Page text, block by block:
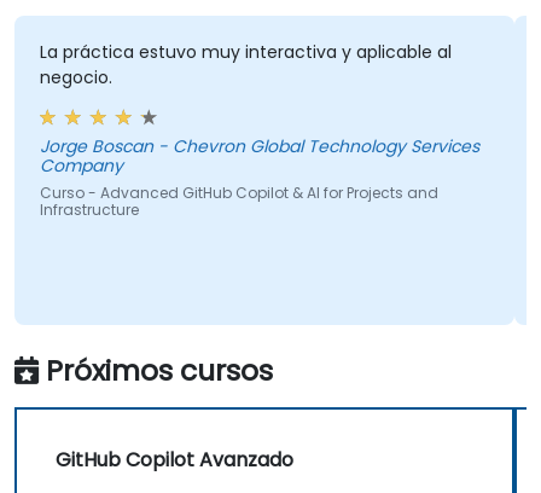
La práctica estuvo muy interactiva y aplicable al
negocio.
Jorge Boscan - Chevron Global Technology Services
Company
Curso - Advanced GitHub Copilot & AI for Projects and
Infrastructure
Próximos cursos
GitHub Copilot Avanzado